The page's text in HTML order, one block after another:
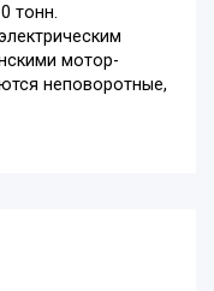
тонн.
мотор-
неповоротные,